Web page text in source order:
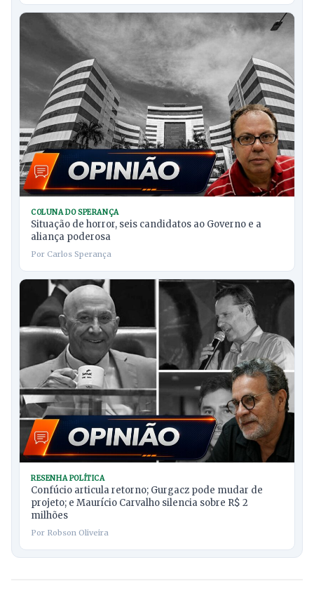
COLUNA DO SPERANÇA
Situação de horror, seis candidatos ao Governo e a
aliança poderosa
Por Carlos Sperança
RESENHA POLÍTICA
Confúcio articula retorno; Gurgacz pode mudar de
projeto; e Maurício Carvalho silencia sobre R$ 2
milhões
Por Robson Oliveira